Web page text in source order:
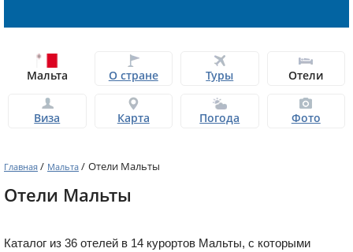
Мальта О стране Туры Отели
Виза Карта Погода Фото
Главная / Мальта / Отели Мальты
Отели Мальты
Каталог из 36 отелей в 14 курортов Мальты, с которыми